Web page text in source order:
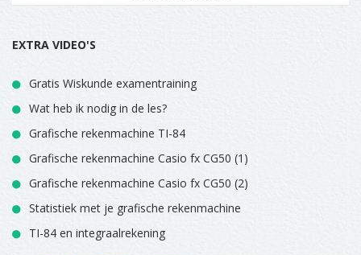
EXTRA VIDEO'S
Gratis Wiskunde examentraining
Wat heb ik nodig in de les?
Grafische rekenmachine TI-84
Grafische rekenmachine Casio fx CG50 (1)
Grafische rekenmachine Casio fx CG50 (2)
Statistiek met je grafische rekenmachine
TI-84 en integraalrekening